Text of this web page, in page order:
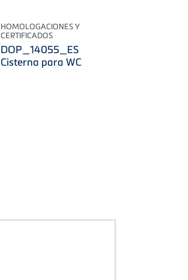
HOMOLOGACIONES Y
CERTIFICADOS
DOP_14055_ES
Cisterna para WC